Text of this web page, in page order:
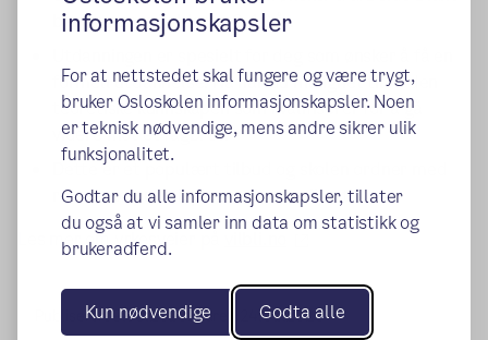
informasjonskapsler
For at nettstedet skal fungere og være trygt,
bruker Osloskolen informasjonskapsler. Noen
er teknisk nødvendige, mens andre sikrer ulik
funksjonalitet.
Godtar du alle informasjonskapsler, tillater
du også at vi samler inn data om statistikk og
brukeradferd.
Kun nødvendige Godta alle
barn og unge i alderen 0-18 år.
formell utdannelse. Nå har du mulighet til få den
teoretiske kunnskapen som kvalifiserer for å gå
videre mot et fagbrev.
Dette er et populært tilbud og skolen ordner med
relevante praksisplasser i nærmiljøet.
Les mer om yrkesveier på
(ekstern lenke)
Publisert:09.08.2016Endret: 24.01.2025